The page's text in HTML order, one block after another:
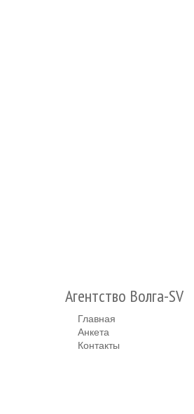
Агентство Волга-SV
Главная
Анкета
Контакты